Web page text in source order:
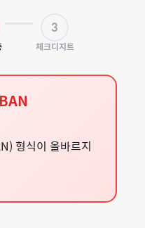
3
체크디지트
형식이 올바르지